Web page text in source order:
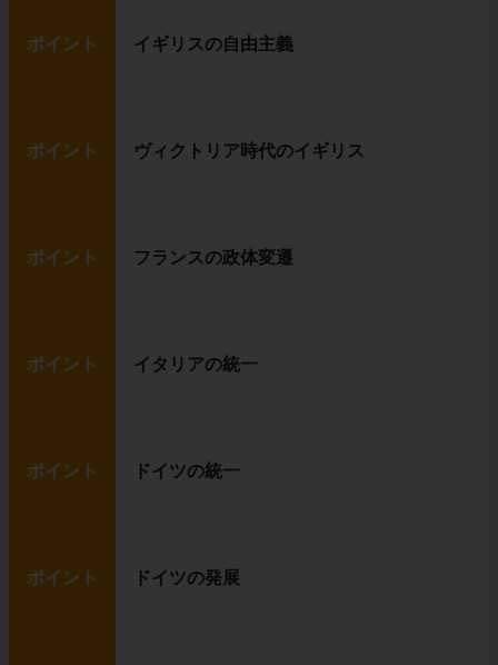
ポイント イギリスの自由主義
ポイント ヴィクトリア時代のイギリス
ポイント フランスの政体変遷
ポイント イタリアの統一
ポイント ドイツの統一
ポイント ドイツの発展